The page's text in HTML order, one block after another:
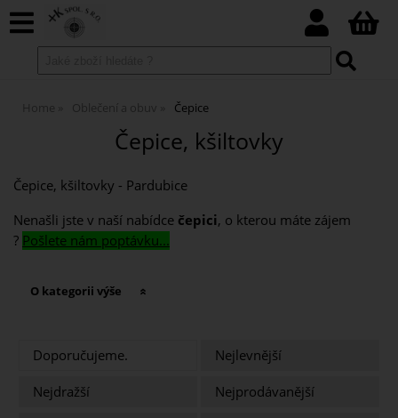
Home Oblečení a obuv Čepice
Čepice, kšiltovky
Čepice, kšiltovky - Pardubice
Nenašli jste v naší nabídce čepici, o kterou máte zájem
? Pošlete nám poptávku...
O kategorii výše
Doporučujeme.
Nejlevnější
Nejdražší
Nejprodávanější